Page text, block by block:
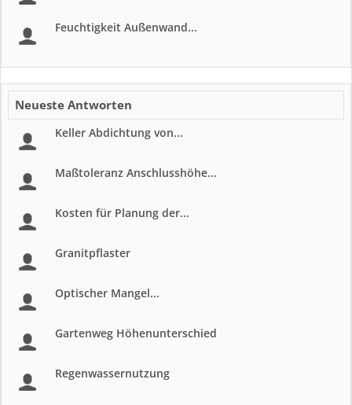
Feuchtigkeit Außenwand...
Neueste Antworten
Keller Abdichtung von...
Maßtoleranz Anschlusshöhe...
Kosten für Planung der...
Granitpflaster
Optischer Mangel...
Gartenweg Höhenunterschied
Regenwassernutzung